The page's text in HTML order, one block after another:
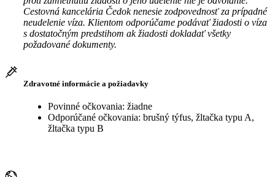
Cestovná kancelária Čedok nenesie zodpovednosť za prípadné
neudelenie víza. Klientom odporúčame podávať žiadosti o víza
s dostatočným predstihom ak žiadosti dokladať všetky
požadované dokumenty.
Zdravotné informácie a požiadavky
Povinné očkovania: žiadne
Odporúčané očkovania: brušný týfus, žltačka typu A,
žltačka typu B